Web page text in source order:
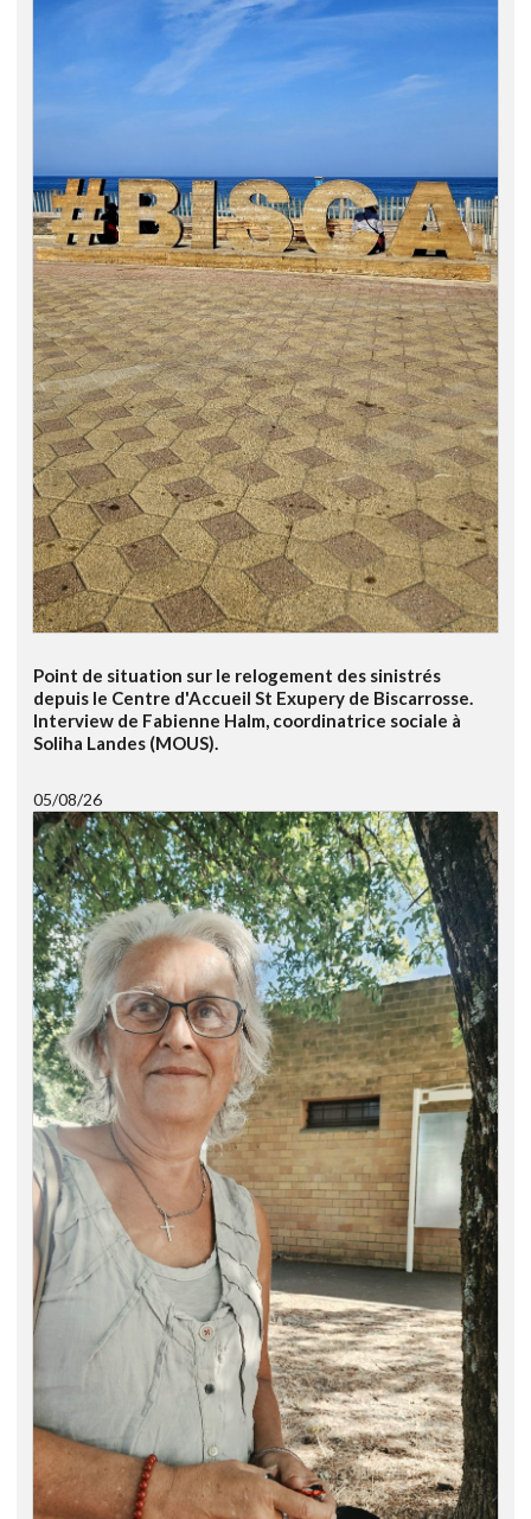
Point de situation sur le relogement des sinistrés
depuis le Centre d'Accueil St Exupery de Biscarrosse.
Interview de Fabienne Halm, coordinatrice sociale à
Soliha Landes (MOUS).
05/08/26